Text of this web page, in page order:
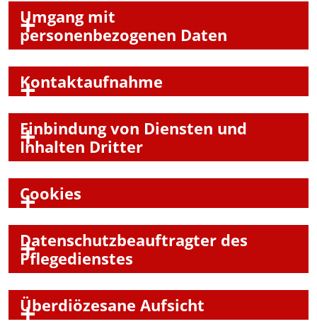
Umgang mit
personenbezogenen Daten
Kontaktaufnahme
Einbindung von Diensten und
Inhalten Dritter
Cookies
Datenschutzbeauftragter des
Pflegedienstes
Überdiözesane Aufsicht